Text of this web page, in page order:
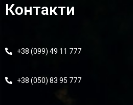
Контакти
+38 (099) 49 11 777
+38 (050) 83 95 777